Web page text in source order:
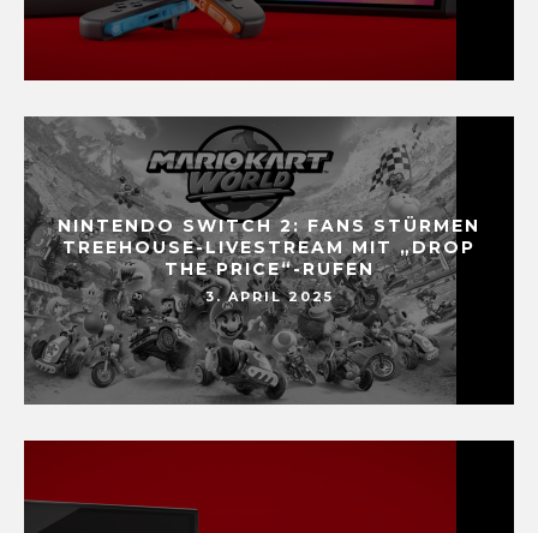
NINTENDO SWITCH 2: FANS STÜRMEN
TREEHOUSE-LIVESTREAM MIT „DROP
THE PRICE“-RUFEN
3. APRIL 2025